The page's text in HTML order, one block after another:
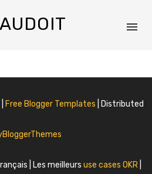
Free Blogger Templates | Distributed
| Les meilleurs use cases OKR